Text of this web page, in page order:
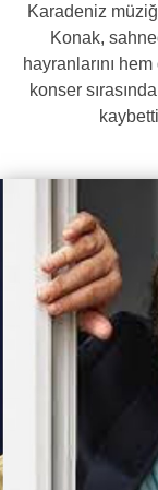
Karadeniz
Konak,
hayranlarını
konser